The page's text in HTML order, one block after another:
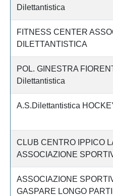
Dilettantistica
FITNESS CENTER
DILETTANTISTICA
POL. GINESTRA
Dilettantistica
A.S.Dilettantistica
CLUB CENTRO IPPICO
ASSOCIAZIONE
ASSOCIAZIONE
GASPARE LONGO